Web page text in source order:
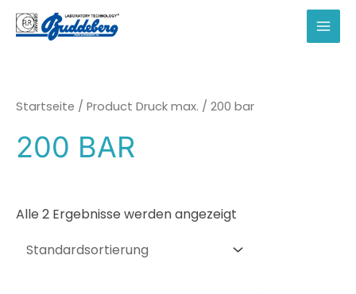
Zum
Inhalt
springen
Startseite / Product Druck max. / 200 bar
200 BAR
Alle 2 Ergebnisse werden angezeigt